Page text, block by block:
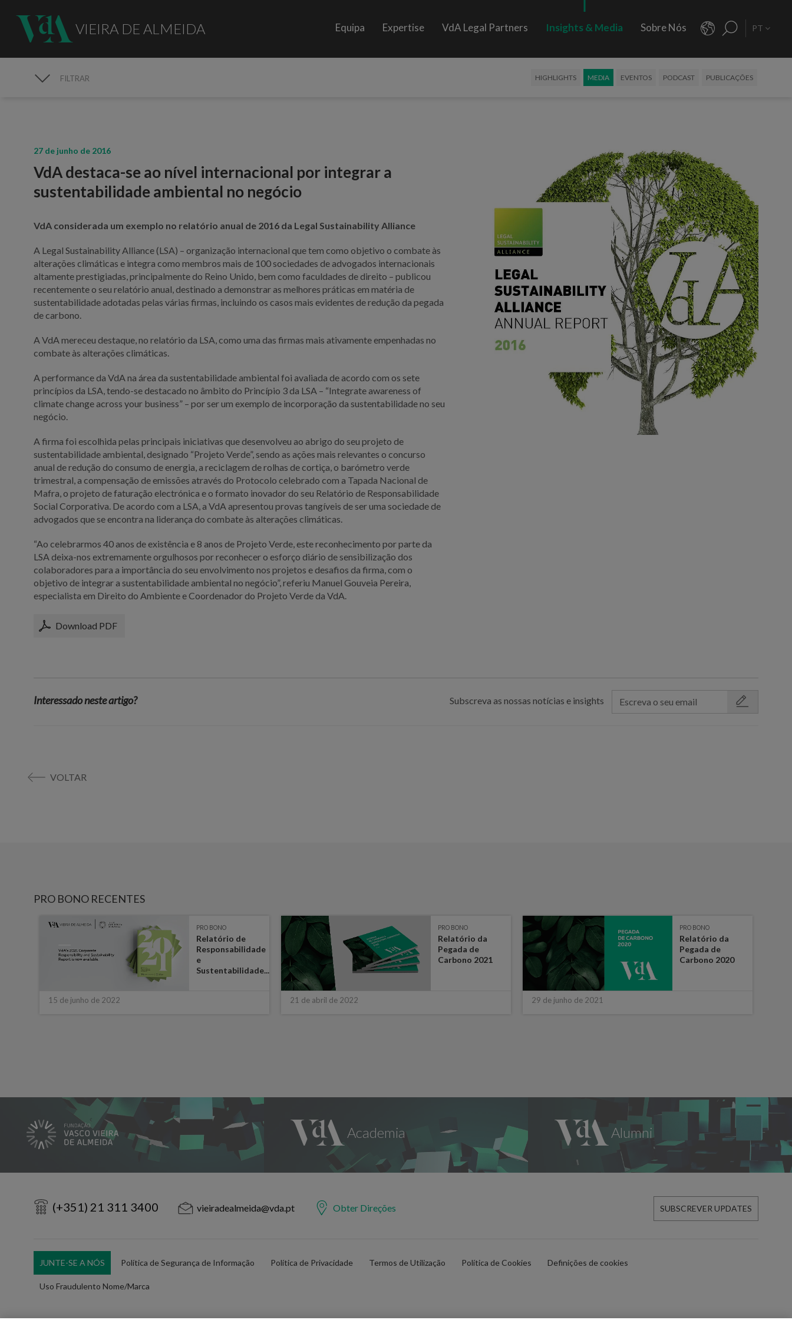
VIEIRA DE ALMEIDA Equipa Expertise VdA Legal Partners Insights & Media Sobre Nós PT
FILTRAR HIGHLIGHTS MEDIA EVENTOS PODCAST PUBLICAÇÕES
27 de junho de 2016
VdA destaca-se ao nível internacional por integrar a
sustentabilidade ambiental no negócio
VdA considerada um exemplo no relatório anual de 2016 da Legal Sustainability Alliance
A Legal Sustainability Alliance (LSA) – organização internacional que tem como objetivo o combate às
alterações climáticas e integra como membros mais de 100 sociedades de advogados internacionais
altamente prestigiadas, principalmente do Reino Unido, bem como faculdades de direito – publicou
recentemente o seu relatório anual, destinado a demonstrar as melhores práticas em matéria de
sustentabilidade adotadas pelas várias firmas, incluindo os casos mais evidentes de redução da pegada
de carbono.
A VdA mereceu destaque, no relatório da LSA, como uma das firmas mais ativamente empenhadas no
combate às alterações climáticas.
A performance da VdA na área da sustentabilidade ambiental foi avaliada de acordo com os sete
princípios da LSA, tendo-se destacado no âmbito do Princípio 3 da LSA – “Integrate awareness of
climate change across your business” – por ser um exemplo de incorporação da sustentabilidade no seu
negócio.
A firma foi escolhida pelas principais iniciativas que desenvolveu ao abrigo do seu projeto de
sustentabilidade ambiental, designado “Projeto Verde”, sendo as ações mais relevantes o concurso
anual de redução do consumo de energia, a reciclagem de rolhas de cortiça, o barómetro verde
trimestral, a compensação de emissões através do Protocolo celebrado com a Tapada Nacional de
Mafra, o projeto de faturação electrónica e o formato inovador do seu Relatório de Responsabilidade
Social Corporativa. De acordo com a LSA, a VdA apresentou provas tangíveis de ser uma sociedade de
advogados que se encontra na liderança do combate às alterações climáticas.
“Ao celebrarmos 40 anos de existência e 8 anos de Projeto Verde, este reconhecimento por parte da
LSA deixa-nos extremamente orgulhosos por reconhecer o esforço diário de sensibilização dos
colaboradores para a importância do seu envolvimento nos projetos e desafios da firma, com o
objetivo de integrar a sustentabilidade ambiental no negócio”, referiu Manuel Gouveia Pereira,
especialista em Direito do Ambiente e Coordenador do Projeto Verde da VdA.
Download PDF
Interessado neste artigo? Subscreva as nossas notícias e insights
VOLTAR
PRO BONO RECENTES
PRO BONO
Relatório de
Responsabilidade
e
Sustentabilidade...
15 de junho de 2022
PRO BONO
Relatório da
Pegada de
Carbono 2021
21 de abril de 2022
PRO BONO
Relatório da
Pegada de
Carbono 2020
29 de junho de 2021
(+351) 21 311 3400 vieiradealmeida@vda.pt Obter Direções SUBSCREVER UPDATES
JUNTE-SE A NÓS Política de Segurança de Informação Política de Privacidade Termos de Utilização Política de Cookies Definições de cookies
Uso Fraudulento Nome/Marca